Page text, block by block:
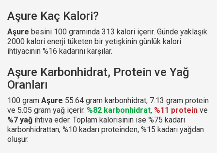
Aşure Kaç Kalori?
Aşure besini 100 gramında 313 kalori içerir. Günde yaklaşık
2000 kalori enerji tüketen bir yetişkinin günlük kalori
ihtiyacının %16 kadarını karşılar.
Aşure Karbonhidrat, Protein ve Yağ
Oranları
100 gram Aşure 55.64 gram karbonhidrat, 7.13 gram protein
ve 5.05 gram yağ içerir. %82 karbonhidrat, %11 protein ve
%7 yağ ihtiva eder. Toplam kalorisinin ise %75 kadarı
karbonhidrattan, %10 kadarı proteinden, %15 kadarı yağdan
oluşur.